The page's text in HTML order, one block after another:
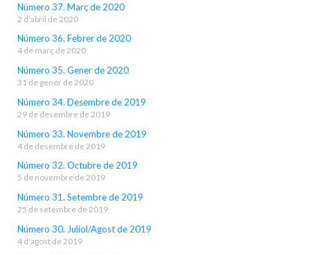
Número 37. Març de 2020
2 d'abril de 2020
Número 36. Febrer de 2020
4 de març de 2020
Número 35. Gener de 2020
31 de gener de 2020
Número 34. Desembre de 2019
29 de desembre de 2019
Número 33. Novembre de 2019
4 de desembre de 2019
Número 32. Octubre de 2019
5 de novembre de 2019
Número 31. Setembre de 2019
25 de setembre de 2019
Número 30. Juliol/Agost de 2019
4 d'agost de 2019